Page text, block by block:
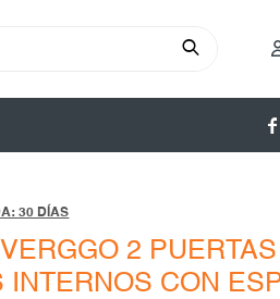

30 DÍAS
2
INTERNOS CON